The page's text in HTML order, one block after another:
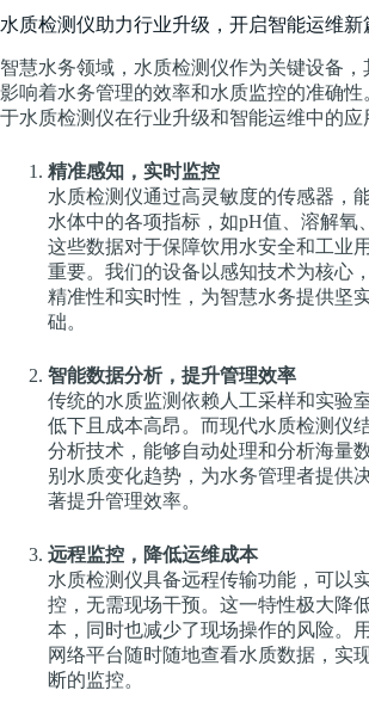
水质检测仪助力行业升级，开启智能运维新
智慧水务领域，水质检测仪作为关键设备，
影响着水务管理的效率和水质监控的准确性
于水质检测仪在行业升级和智能运维中的应
精准感知，实时监控
水质检测仪通过高灵敏度的传感器，
水体中的各项指标，如pH值、溶解氧
这些数据对于保障饮用水安全和工业
重要。我们的设备以感知技术为核心
精准性和实时性，为智慧水务提供坚
础。
智能数据分析，提升管理效率
传统的水质监测依赖人工采样和实验
低下且成本高昂。而现代水质检测仪
分析技术，能够自动处理和分析海量
别水质变化趋势，为水务管理者提供
著提升管理效率。
远程监控，降低运维成本
水质检测仪具备远程传输功能，可以
控，无需现场干预。这一特性极大降
本，同时也减少了现场操作的风险。
网络平台随时随地查看水质数据，实
断的监控。